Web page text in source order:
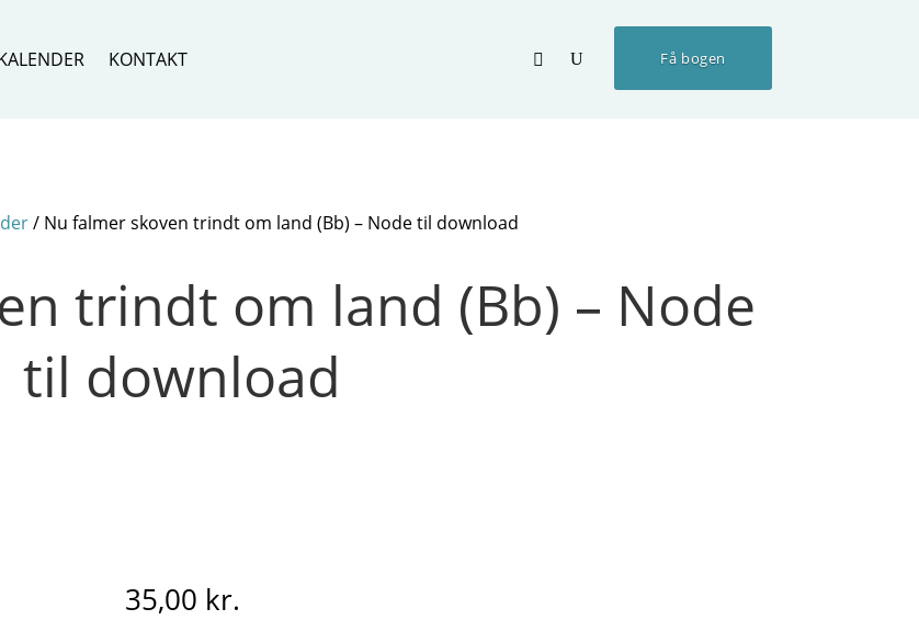
KONTAKT Få bogen
/ Nu falmer skoven trindt om land (Bb) – Node til download
trindt om land (Bb) – Node
til download
35,00 kr.